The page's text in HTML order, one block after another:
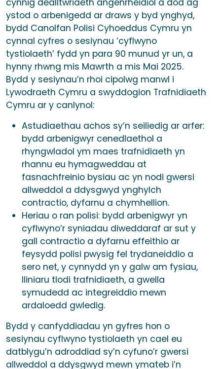
cynnig dealltwriaeth angenrheidiol a dod ag
ystod o arbenigedd ar draws y byd ynghyd,
bydd Canolfan Polisi Cyhoeddus Cymru yn
cynnal cyfres o sesiynau ‘cyflwyno
tystiolaeth’ fydd yn para 90 munud yr un, a
hynny rhwng mis Mawrth a mis Mai 2025.
Bydd y sesiynau’n rhoi cipolwg manwl i
Lywodraeth Cymru a swyddogion Trafnidiaeth
Cymru ar y canlynol:
Astudiaethau achos sy’n seiliedig ar arfer:
bydd arbenigwyr cenedlaethol a
rhyngwladol ym maes trafnidiaeth yn
rhannu eu hymagweddau at
fasnachfreinio bysiau ac yn nodi gwersi
allweddol a ddysgwyd ynghylch
contractio, dyfarnu a chymhellion.
Heriau o ran polisi: bydd arbenigwyr yn
cyflwyno’r syniadau diweddaraf ar sut y
gall contractio a dyfarnu effeithio ar
feysydd polisi pwysig fel trydaneiddio a
sero net, y cynnydd yn y galw am fysiau,
lliniaru tlodi trafnidiaeth, a gwella
symudedd ac integreiddio mewn
ardaloedd gwledig.
Bydd y canfyddiadau yn gyfres hon o
sesiynau cyflwyno tystiolaeth yn cael eu
datblygu’n adroddiad sy’n cyfuno’r gwersi
allweddol a ddysgwyd mewn ymateb i’n